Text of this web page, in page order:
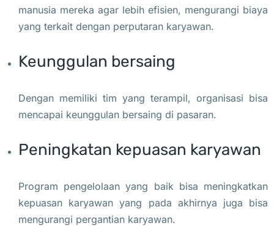
manusia mereka agar lebih efisien, mengurangi biaya
yang terkait dengan perputaran karyawan.
Keunggulan bersaing
Dengan memiliki tim yang terampil, organisasi bisa
mencapai keunggulan bersaing di pasaran.
Peningkatan kepuasan karyawan
Program pengelolaan yang baik bisa meningkatkan
kepuasan karyawan yang pada akhirnya juga bisa
mengurangi pergantian karyawan.